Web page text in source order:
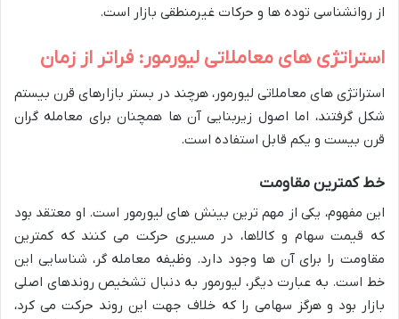
از روانشناسی توده ها و حرکات غیرمنطقی بازار است.
استراتژی های معاملاتی لیورمور: فراتر از زمان
استراتژی های معاملاتی لیورمور، هرچند در بستر بازارهای قرن بیستم
شکل گرفتند، اما اصول زیربنایی آن ها همچنان برای معامله گران
قرن بیست و یکم قابل استفاده است.
خط کمترین مقاومت
این مفهوم، یکی از مهم ترین بینش های لیورمور است. او معتقد بود
که قیمت سهام و کالاها، در مسیری حرکت می کنند که کمترین
مقاومت را برای آن ها وجود دارد. وظیفه معامله گر، شناسایی این
خط است. به عبارت دیگر، لیورمور به دنبال تشخیص روندهای اصلی
بازار بود و هرگز سهامی را که خلاف جهت این روند حرکت می کرد،